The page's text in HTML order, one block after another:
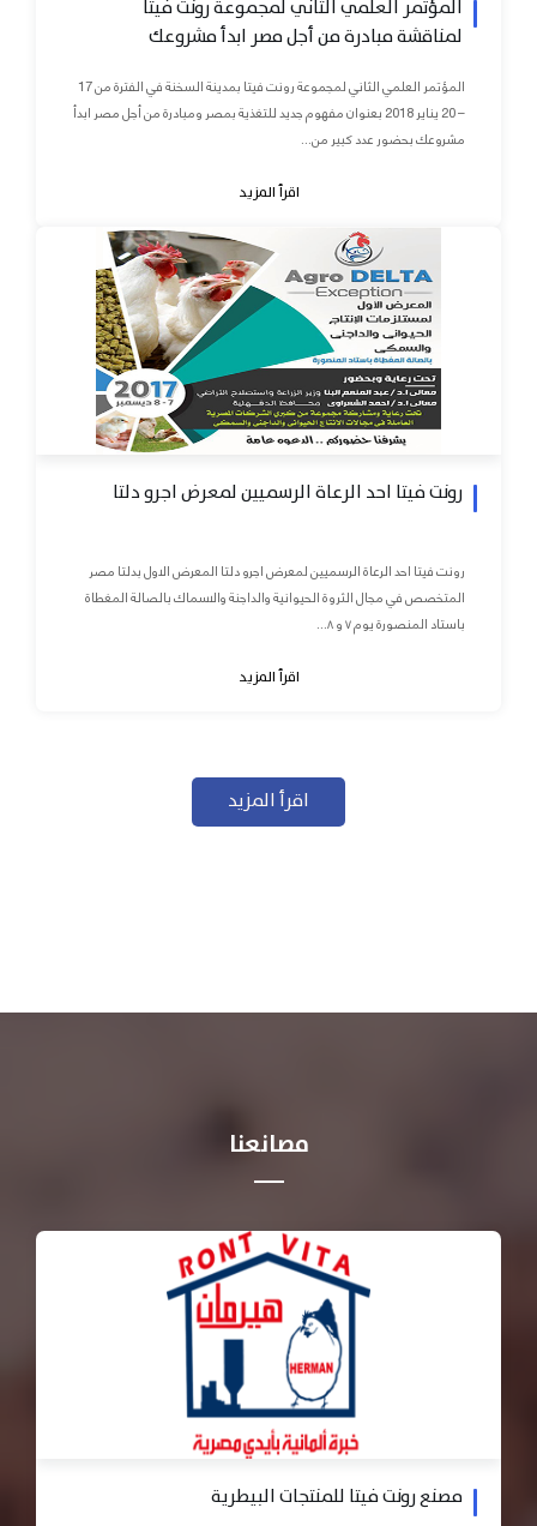
المؤتمر العلمي الثاني لمجموعة رونت فيتا
لمناقشة مبادرة من أجل مصر ابدأ مشروعك
المؤتمر العلمي الثاني لمجموعة رونت فيتا بمدينة السخنة في الفترة من 17
– 20 يناير 2018 بعنوان مفهوم جديد للتغذية بمصر ومبادرة من أجل مصر ابدأ
مشروعك بحضور عدد كبير من...
اقرأ المزيد
رونت فيتا احد الرعاة الرسميين لمعرض اجرو دلتا
رونت فيتا احد الرعاة الرسميين لمعرض اجرو دلتا المعرض الاول بدلتا مصر
المتخصص في مجال الثروة الحيوانية والداجنة والاسماك بالصالة المغطاة
باستاد المنصورة يوم ٧ و ٨...
اقرأ المزيد
اقرأ المزيد
مصانعنا
مصنع رونت فيتا للمنتجات البيطرية